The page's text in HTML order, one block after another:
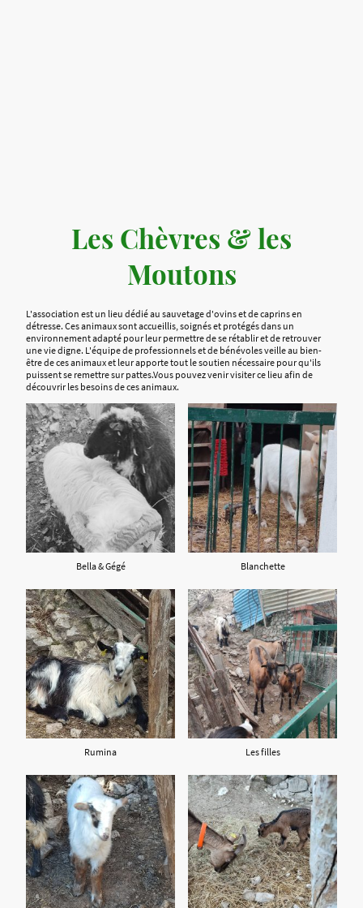
Les Chèvres & les
Moutons
L'association est un lieu dédié au sauvetage d'ovins et de caprins en
détresse. Ces animaux sont accueillis, soignés et protégés dans un
environnement adapté pour leur permettre de se rétablir et de retrouver
une vie digne. L'équipe de professionnels et de bénévoles veille au bien-
être de ces animaux et leur apporte tout le soutien nécessaire pour qu'ils
puissent se remettre sur pattes.Vous pouvez venir visiter ce lieu afin de
découvrir les besoins de ces animaux.
Bella & Gégé Blanchette
Rumina Les filles